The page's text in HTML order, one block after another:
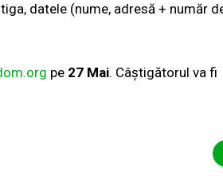
datele (nume, adresă + număr
pe 27 Mai. Câștigătorul va fi